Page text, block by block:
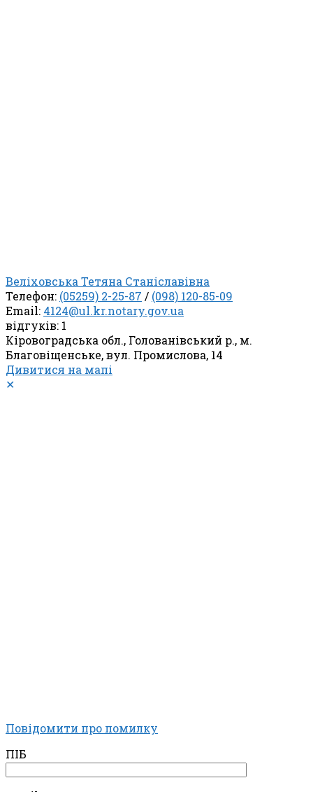
Веліховська Тетяна Станіславівна
Телефон: (05259) 2-25-87 / (098) 120-85-09
Email: 4124@ul.kr.notary.gov.ua
відгуків: 1
Кіровоградська обл., Голованівський р., м.
Благовіщенське, вул. Промислова, 14
Дивитися на мапі
✕
Повідомити про помилку
ПІБ